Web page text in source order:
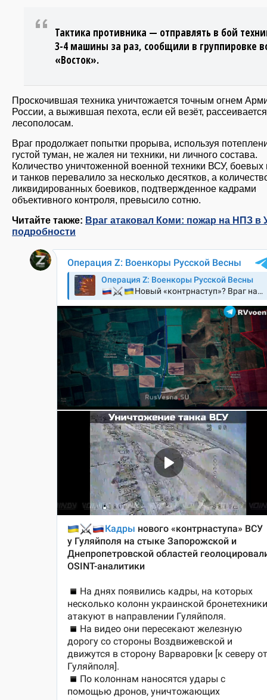
Тактика противника — отправлять в бой
3-4 машины за раз, сообщили в группировке
«Восток».
Проскочившая техника уничтожается точным огнем
России, а выжившая пехота, если ей везёт,
лесополосам.
Враг продолжает попытки прорыва, используя
густой туман, не жалея ни техники, ни личного состава.
Количество уничтоженной военной техники ВСУ,
и танков перевалило за несколько десятков, а
ликвидированных боевиков, подтвержденное кадрами
объективного контроля, превысило сотню.
Читайте также: Враг атаковал Коми: пожар на НПЗ в
подробности